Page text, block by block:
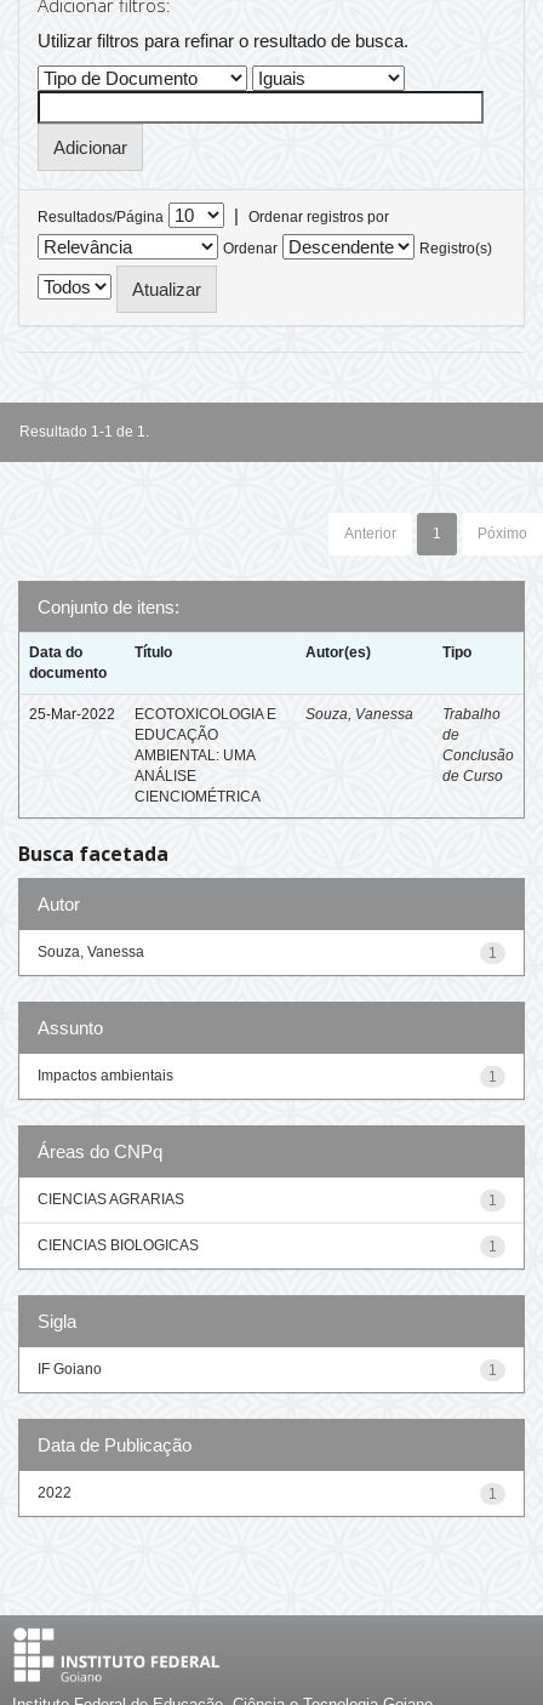
Adicionar filtros:
Utilizar filtros para refinar o resultado de busca.
Resultados/Página |
Ordenar registros por
Ordenar
Registro(s)
Resultado 1-1 de 1.
Anterior 1 Póximo
Conjunto de itens:
Data do
documento
Título Autor(es) Tipo
25-Mar-2022
ECOTOXICOLOGIA E
EDUCAÇÃO
AMBIENTAL: UMA
ANÁLISE
CIENCIOMÉTRICA
Souza, Vanessa
Trabalho
de
Conclusão
de Curso
Busca facetada
Autor
1
Souza, Vanessa
Assunto
1
Impactos ambientais
Áreas do CNPq
1
CIENCIAS AGRARIAS
1
CIENCIAS BIOLOGICAS
Sigla
1
IF Goiano
Data de Publicação
1
2022